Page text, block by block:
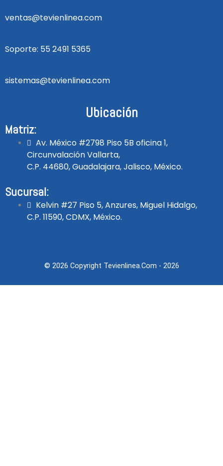
ventas@tevienlinea.com
Soporte: 55 2491 5365
sistemas@tevienlinea.com
Ubicación
Matriz:
Av. México #2798 Piso 5B oficina 1,
Circunvalación Vallarta,
C.P. 44680, Guadalajara, Jalisco, México.
Sucursal:
Kelvin #27 Piso 5, Anzures, Miguel Hidalgo,
C.P. 11590, CDMX, México.
© 2026 Copyright Tevienlinea.com - 2026